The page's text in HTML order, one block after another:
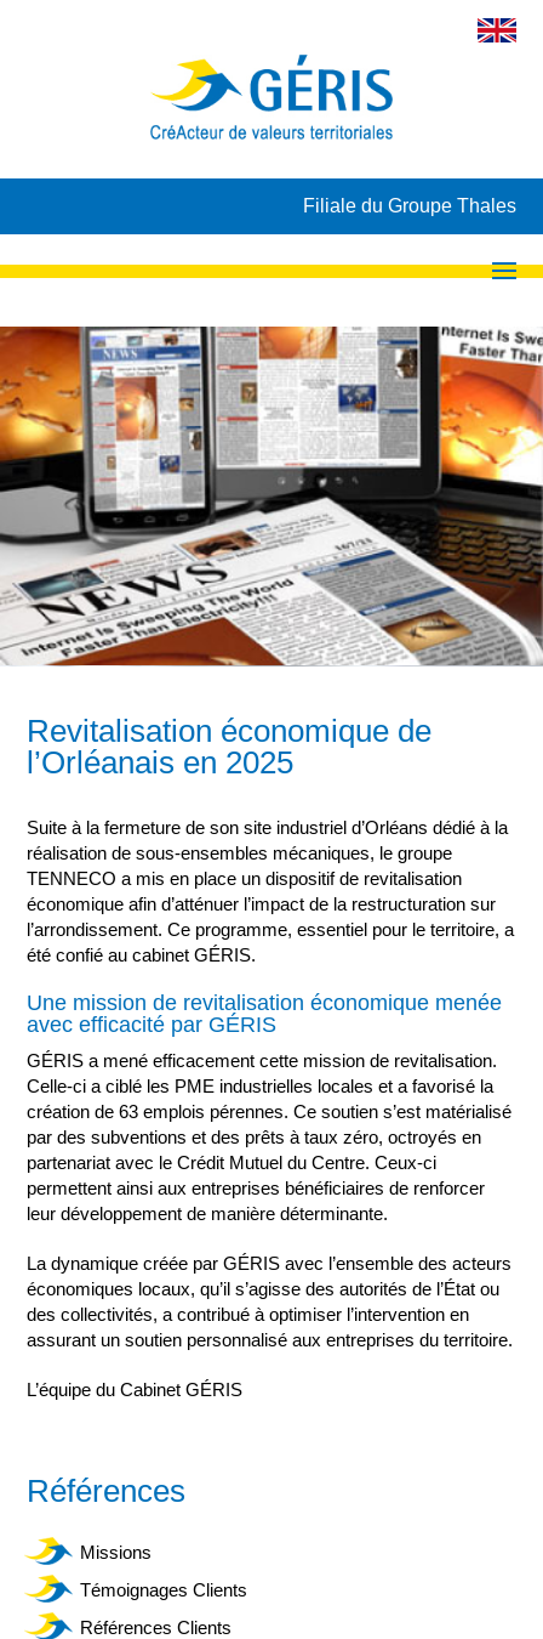
Filiale du Groupe Thales
Références
Missions
Témoignages Clients
Références Clients
Revitalisation économique de
l’Orléanais en 2025
Suite à la fermeture de son site industriel d’Orléans dédié à la
réalisation de sous-ensembles mécaniques, le groupe
TENNECO a mis en place un dispositif de revitalisation
économique afin d’atténuer l’impact de la restructuration sur
l’arrondissement. Ce programme, essentiel pour le territoire, a
été confié au cabinet GÉRIS.
Une mission de revitalisation économique menée
avec efficacité par GÉRIS
GÉRIS a mené efficacement cette mission de revitalisation.
Celle-ci a ciblé les PME industrielles locales et a favorisé la
création de 63 emplois pérennes. Ce soutien s’est matérialisé
par des subventions et des prêts à taux zéro, octroyés en
partenariat avec le Crédit Mutuel du Centre. Ceux-ci
permettent ainsi aux entreprises bénéficiaires de renforcer
leur développement de manière déterminante.
La dynamique créée par GÉRIS avec l’ensemble des acteurs
économiques locaux, qu’il s’agisse des autorités de l’État ou
des collectivités, a contribué à optimiser l’intervention en
assurant un soutien personnalisé aux entreprises du territoire.
L’équipe du Cabinet GÉRIS